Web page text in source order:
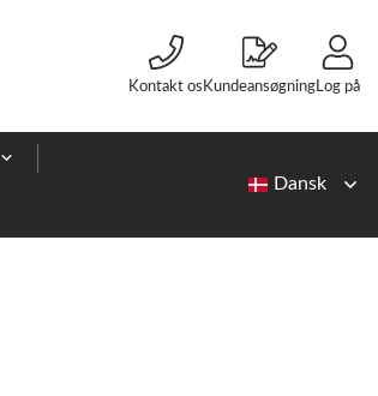
Kontakt os Kundeansøgning Log på